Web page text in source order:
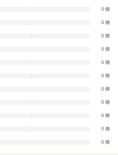
0
0
0
0
0
0
0
0
0
0
0